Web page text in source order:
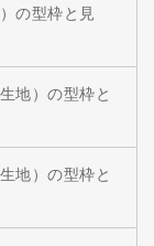
の型枠と見
地）の型枠と
地）の型枠と